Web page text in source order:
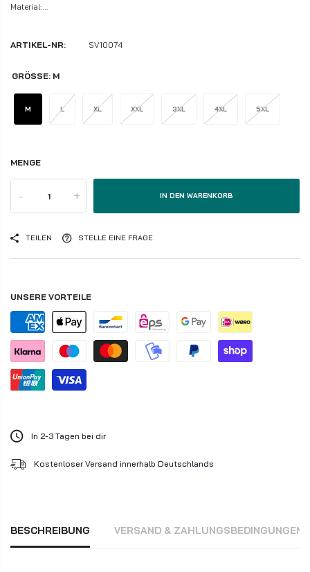
Material:...
ARTIKEL-NR: SV10074
GRÖSSE: M
M L XL XXL 3XL 4XL 5XL
MENGE
- + IN DEN WARENKORB
TEILEN STELLE EINE FRAGE
UNSERE VORTEILE
In 2-3 Tagen bei dir
Kostenloser Versand innerhalb Deutschlands
BESCHREIBUNG VERSAND & ZAHLUNGSBEDINGUNGEN